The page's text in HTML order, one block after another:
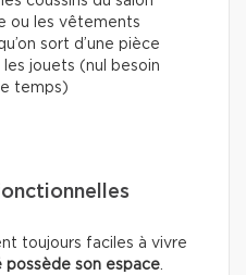
ou les vêtements
sort d’une pièce
jouets (nul besoin
temps)
toujours faciles à vivre
possède son espace.